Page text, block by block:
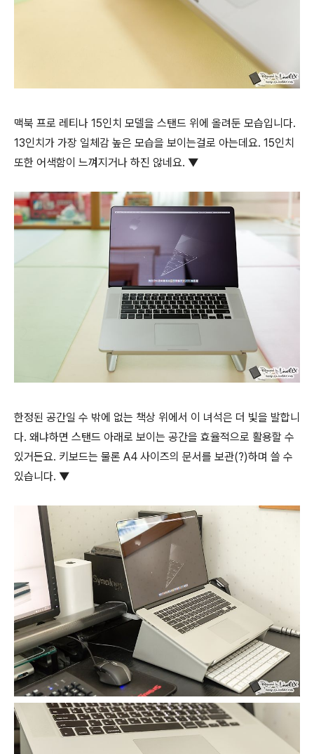
맥북 프로 레티나 15인치 모델을 스탠드 위에 올려둔 모습입니다.
13인치가 가장 일체감 높은 모습을 보이는걸로 아는데요. 15인치
또한 어색함이 느껴지거나 하진 않네요. ▼
한정된 공간일 수 밖에 없는 책상 위에서 이 녀석은 더 빛을 발합니
다. 왜냐하면 스탠드 아래로 보이는 공간을 효율적으로 활용할 수
있거든요. 키보드는 물론 A4 사이즈의 문서를 보관(?)하며 쓸 수
있습니다. ▼